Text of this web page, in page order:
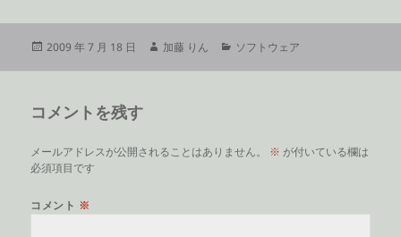
投
2009 年 7 月 18 日
作
加藤 りん
カ
ソフトウェア
コメントを残す
メールアドレスが公開されることはありません。 ※ が付いている欄は
必須項目です
コメント ※